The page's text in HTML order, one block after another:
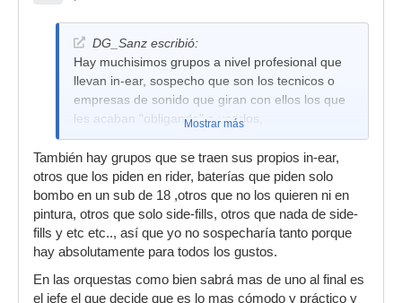
DG_Sanz escribió:
Hay muchisimos grupos a nivel profesional que
llevan in-ear, sospecho que son los tecnicos o
empresas de sonido que giran con ellos los que
les acaban "obligando" a usarlos,
Mostrar más
También hay grupos que se traen sus propios in-ear,
otros que los piden en rider, baterías que piden solo
bombo en un sub de 18 ,otros que no los quieren ni en
pintura, otros que solo side-fills, otros que nada de side-
fills y etc etc.., así que yo no sospecharía tanto porque
hay absolutamente para todos los gustos.
En las orquestas como bien sabrá mas de uno al final es
el jefe el que decide que es lo mas cómodo y práctico y